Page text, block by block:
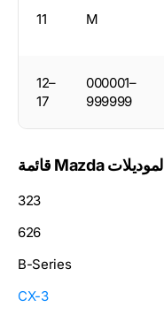
11 M
12–
17
000001–
999999
قائمة Mazda الموديلات
323
626
B-Series
CX-3